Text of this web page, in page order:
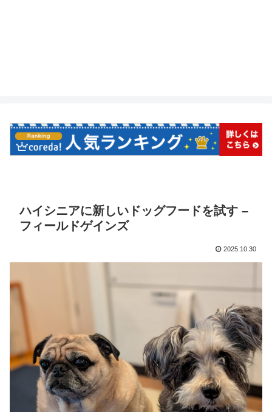
ハイシニアに新しいドッグフードを試す –
フィールドゲインズ
2025.10.30